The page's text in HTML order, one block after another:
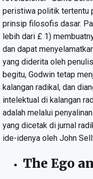
peristiwa politik tertentu
prinsip filosofis dasar.
lebih dari £ 1)
dan dapat
yang diderita oleh
begitu, Godwin tetap
kalangan radikal, dan
intelektual di kalangan
adalah melalui
yang dicetak di jurnal
ide-idenya oleh John
The Ego